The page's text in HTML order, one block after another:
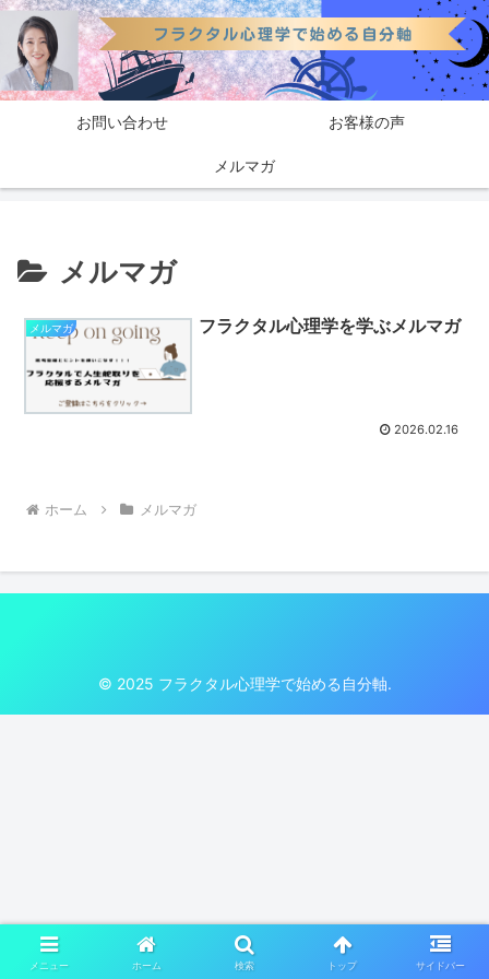
お問い合わせ お客様の声
メルマガ
メルマガ
メルマガ フラクタル心理学を学ぶメルマガ
2026.02.16
ホーム メルマガ
© 2025 フラクタル心理学で始める自分軸.
メニュー ホーム 検索 トップ サイドバー